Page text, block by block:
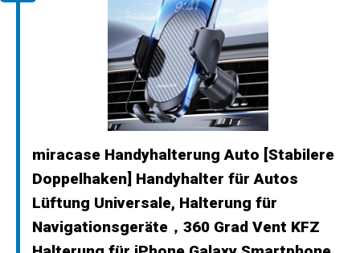
miracase Handyhalterung Auto [Stabilere
Doppelhaken] Handyhalter für Autos
Lüftung Universale, Halterung für
Navigationsgeräte，360 Grad Vent KFZ